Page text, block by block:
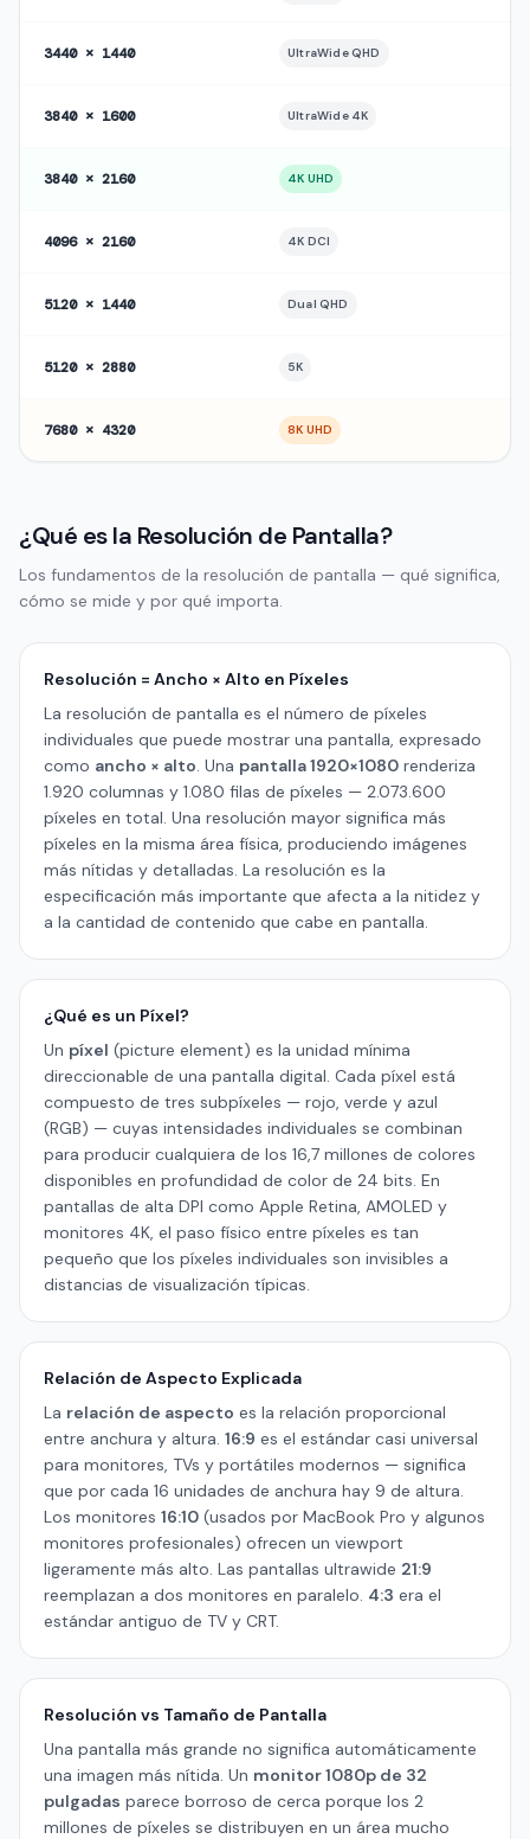
3440 × 1440 UltraWide QHD
3840 × 1600 UltraWide 4K
3840 × 2160 4K UHD
4096 × 2160 4K DCI
5120 × 1440 Dual QHD
5120 × 2880 5K
7680 × 4320 8K UHD
¿Qué es la Resolución de Pantalla?
Los fundamentos de la resolución de pantalla — qué significa,
cómo se mide y por qué importa.
Resolución = Ancho × Alto en Píxeles
La resolución de pantalla es el número de píxeles
individuales que puede mostrar una pantalla, expresado
como ancho × alto. Una pantalla 1920×1080 renderiza
1.920 columnas y 1.080 filas de píxeles — 2.073.600
píxeles en total. Una resolución mayor significa más
píxeles en la misma área física, produciendo imágenes
más nítidas y detalladas. La resolución es la
especificación más importante que afecta a la nitidez y
a la cantidad de contenido que cabe en pantalla.
¿Qué es un Píxel?
Un píxel (picture element) es la unidad mínima
direccionable de una pantalla digital. Cada píxel está
compuesto de tres subpíxeles — rojo, verde y azul
(RGB) — cuyas intensidades individuales se combinan
para producir cualquiera de los 16,7 millones de colores
disponibles en profundidad de color de 24 bits. En
pantallas de alta DPI como Apple Retina, AMOLED y
monitores 4K, el paso físico entre píxeles es tan
pequeño que los píxeles individuales son invisibles a
distancias de visualización típicas.
Relación de Aspecto Explicada
La relación de aspecto es la relación proporcional
entre anchura y altura. 16:9 es el estándar casi universal
para monitores, TVs y portátiles modernos — significa
que por cada 16 unidades de anchura hay 9 de altura.
Los monitores 16:10 (usados por MacBook Pro y algunos
monitores profesionales) ofrecen un viewport
ligeramente más alto. Las pantallas ultrawide 21:9
reemplazan a dos monitores en paralelo. 4:3 era el
estándar antiguo de TV y CRT.
Resolución vs Tamaño de Pantalla
Una pantalla más grande no significa automáticamente
una imagen más nítida. Un monitor 1080p de 32
pulgadas parece borroso de cerca porque los 2
millones de píxeles se distribuyen en un área mucho